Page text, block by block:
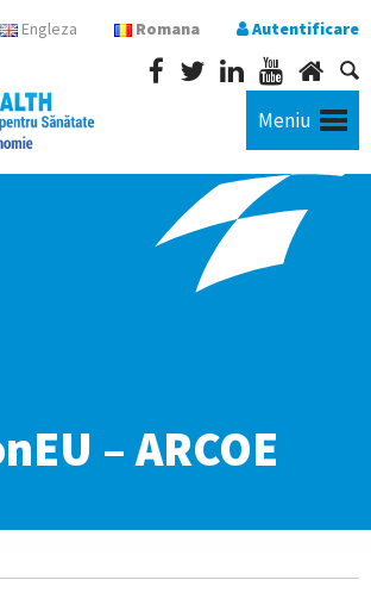
Engleza Romana Autentificare
Meniu
– ARCOE